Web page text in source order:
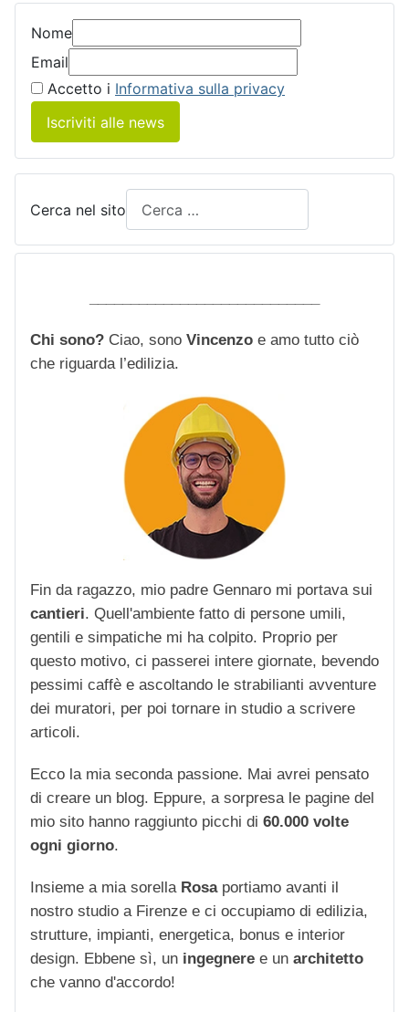
Nome
Email
Accetto i Informativa sulla privacy
Iscriviti alle news
Cerca nel sito
Chi sono? Ciao, sono Vincenzo e amo tutto ciò
che riguarda l’edilizia.
Fin da ragazzo, mio padre Gennaro mi portava sui
cantieri. Quell'ambiente fatto di persone umili,
gentili e simpatiche mi ha colpito. Proprio per
questo motivo, ci passerei intere giornate, bevendo
pessimi caffè e ascoltando le strabilianti avventure
dei muratori, per poi tornare in studio a scrivere
articoli.
Ecco la mia seconda passione. Mai avrei pensato
di creare un blog. Eppure, a sorpresa le pagine del
mio sito hanno raggiunto picchi di 60.000 volte
ogni giorno.
Insieme a mia sorella Rosaportiamo avanti il
nostro studio a Firenze e ci occupiamo di edilizia,
strutture, impianti, energetica, bonus e interior
design. Ebbene sì, un ingegnere e un architetto
che vanno d'accordo!